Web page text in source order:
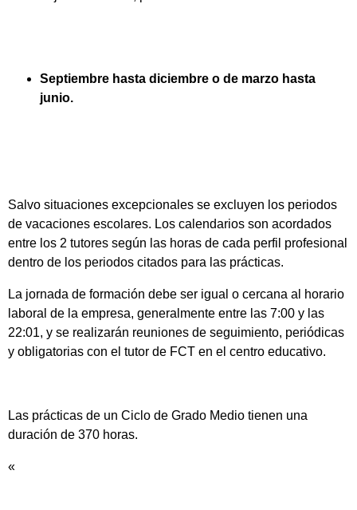
Septiembre hasta diciembre o de marzo hasta
junio.
Salvo situaciones excepcionales se excluyen los periodos
de vacaciones escolares. Los calendarios son acordados
entre los 2 tutores según las horas de cada perfil profesional
dentro de los periodos citados para las prácticas.
La jornada de formación debe ser igual o cercana al horario
laboral de la empresa, generalmente entre las 7:00 y las
22:01, y se realizarán reuniones de seguimiento, periódicas
y obligatorias con el tutor de FCT en el centro educativo.
Las prácticas de un Ciclo de Grado Medio tienen una
duración de 370 horas.
«